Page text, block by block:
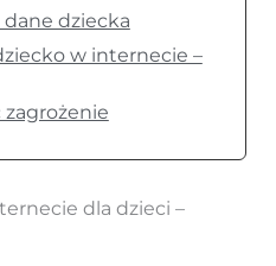
dziecka
w internecie –
zagrożenie
dla dzieci –